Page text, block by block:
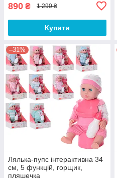
890 ₴ 1 290 ₴
Купити
–31%
Лялька-пупс інтерактивна 34
см, 5 функцій, горщик,
пляшечка